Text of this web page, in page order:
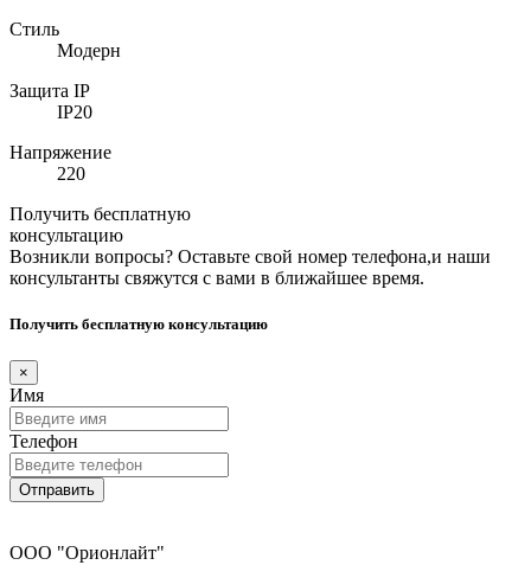
Стиль
Модерн
Защита IP
IP20
Напряжение
220
Получить бесплатную
консультацию
Возникли вопросы? Оставьте свой номер телефона,и наши
консультанты свяжутся с вами в ближайшее время.
Получить бесплатную консультацию
×
Имя
Телефон
Отправить
ООО "Орионлайт"